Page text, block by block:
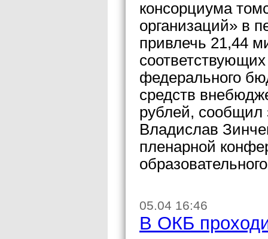
консорциума
организаций» в
привлечь 21,44
федерального
средств
рублей, сообщил
Владислав
пленарной
05.04 16:46
В ОКБ